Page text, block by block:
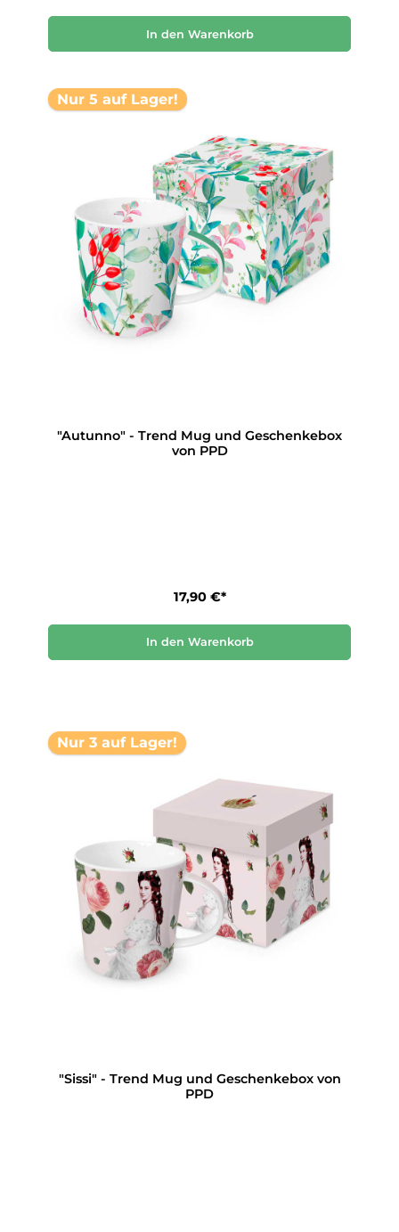
In den Warenkorb
Nur 5 auf Lager!
"Autunno" - Trend Mug und Geschenkebox
von PPD
17,90 €*
In den Warenkorb
Nur 3 auf Lager!
"Sissi" - Trend Mug und Geschenkebox von
PPD